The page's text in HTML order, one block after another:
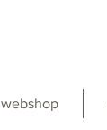
webshop